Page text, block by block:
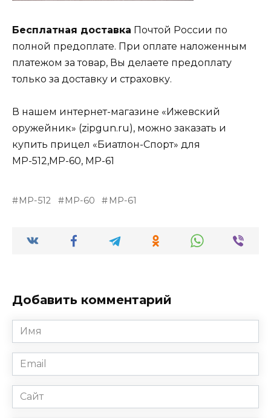
Бесплатная доставка Почтой России по
полной предоплате. При оплате наложенным
платежом за товар, Вы делаете предоплату
только за доставку и страховку.
В нашем интернет-магазине «Ижевский
оружейник» (zipgun.ru), можно заказать и
купить прицел «Биатлон-Спорт» для
МР-512,МР-60, МР-61
МР-512 МР-60 МР-61
Добавить комментарий
Имя
*
Email
*
Сайт